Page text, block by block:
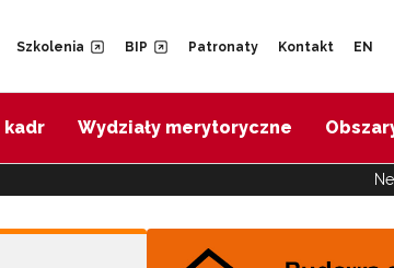
Szkolenia BIP Patronaty Kontakt EN
kadr Wydziały merytoryczne